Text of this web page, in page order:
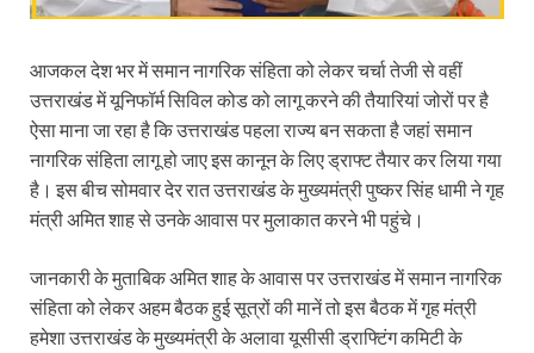
Sundarpura Railway Station: खाटू श्याम जी के भक्तो
आ गई यूपी बीजेपी संगठन की लिस्ट, देखिए कौन-कौन है इस
Chhattisgarh UCC: छत्तीसगढ़ में UCC का खाका तैयार
राजमिस्त्री, किसान और शिक्षक परिवारों के बेटे यूपीएससी
संयुक्त निदेशक के एस चौहान ने मुख्यमंत्री को भेंट की अपनी
New haryana Industrial Policy: मुख्यमंत्री नायब सिंह
आजकल देश भर में समान नागरिक संहिता को लेकर चर्चा तेजी से वहीं
उत्तराखंड में यूनिफॉर्म सिविल कोड को लागू करने की तैयारियां जोरों पर है
ऐसा माना जा रहा है कि उत्तराखंड पहला राज्य बन सकता है जहां समान
नागरिक संहिता लागू हो जाए इस कानून के लिए ड्राफ्ट तैयार कर लिया गया
है। इस बीच सोमवार देर रात उत्तराखंड के मुख्यमंत्री पुष्कर सिंह धामी ने गृह
मंत्री अमित शाह से उनके आवास पर मुलाकात करने भी पहुंचे।
जानकारी के मुताबिक अमित शाह के आवास पर उत्तराखंड में समान नागरिक
संहिता को लेकर अहम बैठक हुई सूत्रों की मानें तो इस बैठक में गृह मंत्री
हमेशा उत्तराखंड के मुख्यमंत्री के अलावा यूसीसी ड्राफ्टिंग कमिटी के